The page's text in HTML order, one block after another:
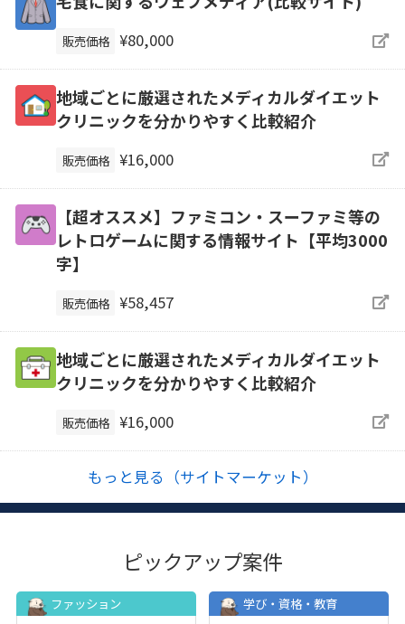
販売価格 ¥80,000
地域ごとに厳選されたメディカルダイエット
クリニックを分かりやすく比較紹介
販売価格 ¥16,000
【超オススメ】ファミコン・スーファミ等の
レトロゲームに関する情報サイト【平均3000
字】
販売価格 ¥58,457
地域ごとに厳選されたメディカルダイエット
クリニックを分かりやすく比較紹介
販売価格 ¥16,000
もっと見る（サイトマーケット）
ピックアップ案件
ファッション
学び・資格・教育